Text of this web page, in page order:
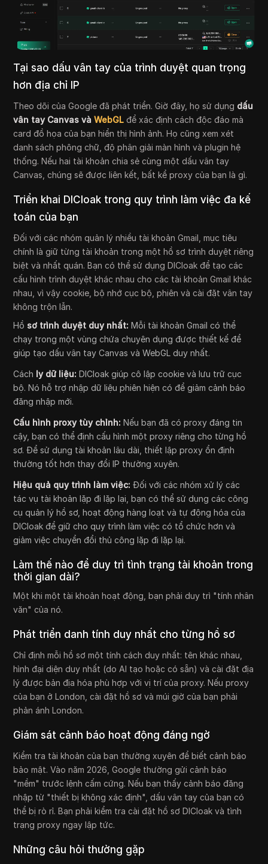
Tại sao dấu vân tay của trình duyệt quan trọng
hơn địa chỉ IP
Theo dõi của Google đã phát triển. Giờ đây, họ sử dụng dấu
vân tay Canvas và WebGL để xác định cách độc đáo mà
card đồ họa của bạn hiển thị hình ảnh. Họ cũng xem xét
danh sách phông chữ, độ phân giải màn hình và plugin hệ
thống. Nếu hai tài khoản chia sẻ cùng một dấu vân tay
Canvas, chúng sẽ được liên kết, bất kể proxy của bạn là gì.
Triển khai DICloak trong quy trình làm việc đa kế
toán của bạn
Đối với các nhóm quản lý nhiều tài khoản Gmail, mục tiêu
chính là giữ từng tài khoản trong một hồ sơ trình duyệt riêng
biệt và nhất quán. Bạn có thể sử dụng DICloak để tạo các
cấu hình trình duyệt khác nhau cho các tài khoản Gmail khác
nhau, vì vậy cookie, bộ nhớ cục bộ, phiên và cài đặt vân tay
không trộn lẫn.
Hồ sơ trình duyệt duy nhất: Mỗi tài khoản Gmail có thể
chạy trong một vùng chứa chuyên dụng được thiết kế để
giúp tạo dấu vân tay Canvas và WebGL duy nhất.
Cách ly dữ liệu: DICloak giúp cô lập cookie và lưu trữ cục
bộ. Nó hỗ trợ nhập dữ liệu phiên hiện có để giảm cảnh báo
đăng nhập mới.
Cấu hình proxy tùy chỉnh: Nếu bạn đã có proxy đáng tin
cậy, bạn có thể định cấu hình một proxy riêng cho từng hồ
sơ. Để sử dụng tài khoản lâu dài, thiết lập proxy ổn định
thường tốt hơn thay đổi IP thường xuyên.
Hiệu quả quy trình làm việc: Đối với các nhóm xử lý các
tác vụ tài khoản lặp đi lặp lại, bạn có thể sử dụng các công
cụ quản lý hồ sơ, hoạt động hàng loạt và tự động hóa của
DICloak để giữ cho quy trình làm việc có tổ chức hơn và
giảm việc chuyển đổi thủ công lặp đi lặp lại.
Làm thế nào để duy trì tình trạng tài khoản trong
thời gian dài?
Một khi một tài khoản hoạt động, bạn phải duy trì "tính nhân
văn" của nó.
Phát triển danh tính duy nhất cho từng hồ sơ
Chỉ định mỗi hồ sơ một tính cách duy nhất: tên khác nhau,
hình đại diện duy nhất (do AI tạo hoặc có sẵn) và cài đặt địa
lý được bản địa hóa phù hợp với vị trí của proxy. Nếu proxy
của bạn ở London, cài đặt hồ sơ và múi giờ của bạn phải
phản ánh London.
Giám sát cảnh báo hoạt động đáng ngờ
Kiểm tra tài khoản của bạn thường xuyên để biết cảnh báo
bảo mật. Vào năm 2026, Google thường gửi cảnh báo
"mềm" trước lệnh cấm cứng. Nếu bạn thấy cảnh báo đăng
nhập từ "thiết bị không xác định", dấu vân tay của bạn có
thể bị rò rỉ. Bạn phải kiểm tra cài đặt hồ sơ DICloak và tình
trạng proxy ngay lập tức.
Những câu hỏi thường gặp